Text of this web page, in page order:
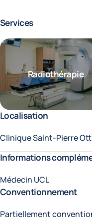
Services
Radiothérapie
Localisation
Clinique Saint-Pierre
Informations
Médecin UCL
Conventionnement
Partiellement